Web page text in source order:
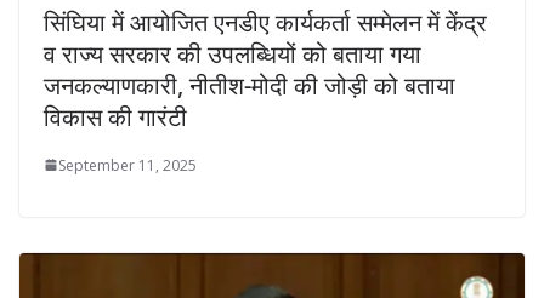
सिंघिया में आयोजित एनडीए कार्यकर्ता सम्मेलन में केंद्र
व राज्य सरकार की उपलब्धियों को बताया गया
जनकल्याणकारी, नीतीश-मोदी की जोड़ी को बताया
विकास की गारंटी
September 11, 2025